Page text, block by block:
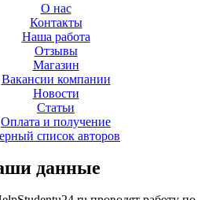
О нас
Контакты
Наша работа
Отзывы
Магазин
Вакансии компании
Новости
Статьи
Оплата и получение
список авторов
данные